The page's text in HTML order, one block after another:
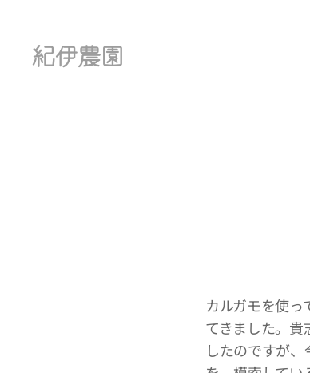
紀伊農園
カルガモを使
てきました。
したのですが